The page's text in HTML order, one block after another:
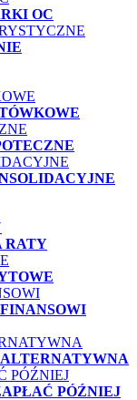
OC
RATY
PÓŹNIEJ